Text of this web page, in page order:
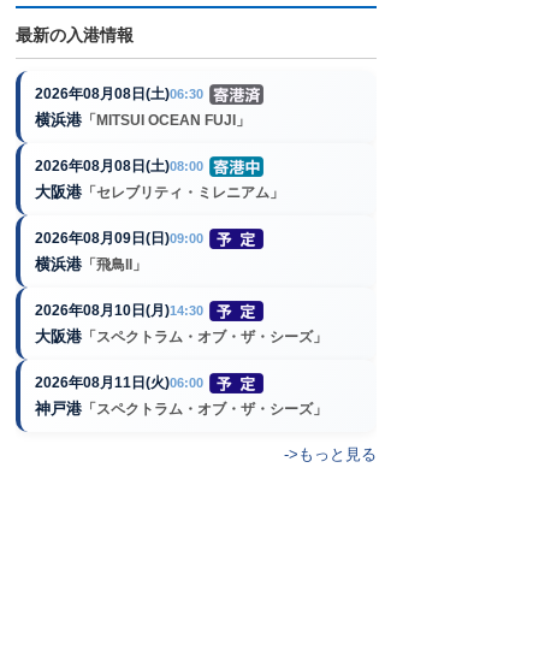
最新の入港情報
2026年08月08日(土)06:30
横浜港 「MITSUI OCEAN FUJI」
2026年08月08日(土)08:00
大阪港 「セレブリティ・ミレニアム」
2026年08月09日(日)09:00
横浜港 「飛鳥II」
2026年08月10日(月)14:30
大阪港 「スペクトラム・オブ・ザ・シーズ」
2026年08月11日(火)06:00
神戸港 「スペクトラム・オブ・ザ・シーズ」
->もっと見る